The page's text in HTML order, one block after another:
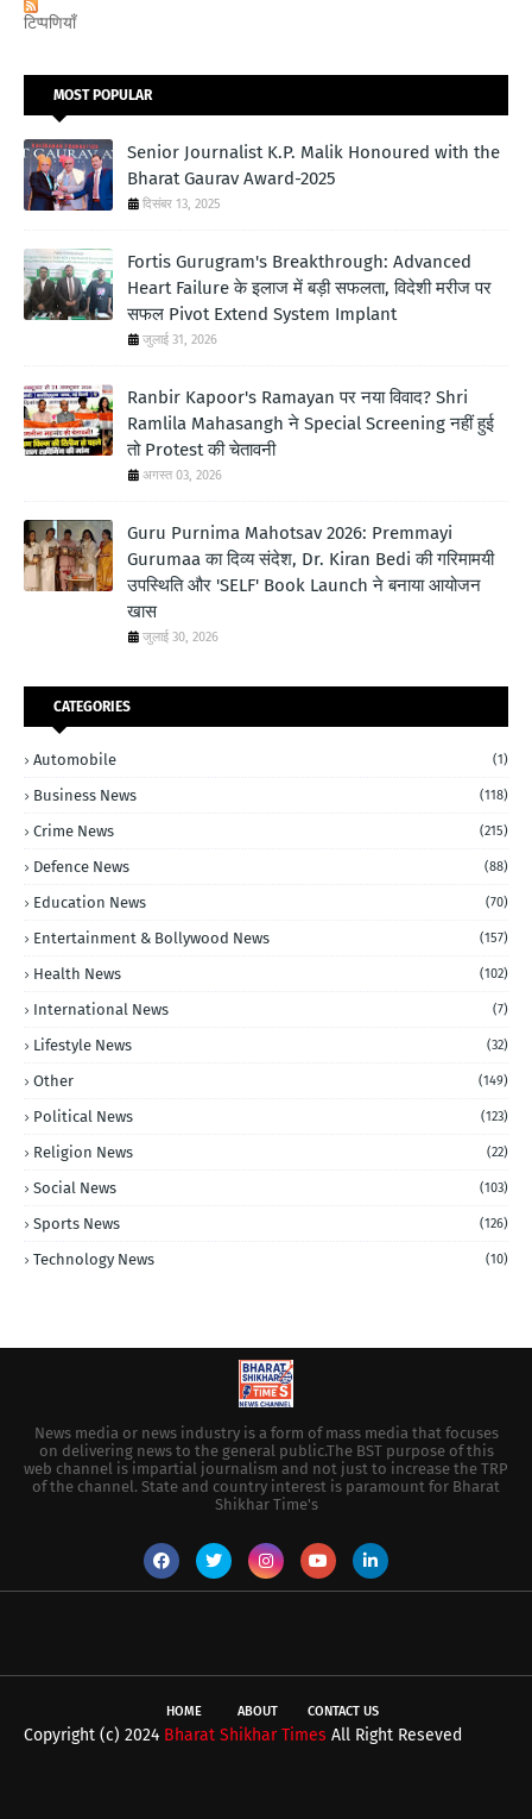
टिप्पणियाँ
MOST POPULAR
Senior Journalist K.P. Malik Honoured with the
Bharat Gaurav Award-2025
दिसंबर 13, 2025
Fortis Gurugram's Breakthrough: Advanced
Heart Failure के इलाज में बड़ी सफलता, विदेशी मरीज पर
सफल Pivot Extend System Implant
जुलाई 31, 2026
Ranbir Kapoor's Ramayan पर नया विवाद? Shri
Ramlila Mahasangh ने Special Screening नहीं हुई
तो Protest की चेतावनी
अगस्त 03, 2026
Guru Purnima Mahotsav 2026: Premmayi
Gurumaa का दिव्य संदेश, Dr. Kiran Bedi की गरिमामयी
उपस्थिति और 'SELF' Book Launch ने बनाया आयोजन
खास
जुलाई 30, 2026
CATEGORIES
Automobile (1)
Business News (118)
Crime News (215)
Defence News (88)
Education News (70)
Entertainment & Bollywood News (157)
Health News (102)
International News (7)
Lifestyle News (32)
Other (149)
Political News (123)
Religion News (22)
Social News (103)
Sports News (126)
Technology News (10)
News media or news industry is a form of mass media that focuses
on delivering news to the general public.The BST purpose of this
web channel is impartial journalism and not just to increase the TRP
of the channel. State and country interest is paramount for Bharat
Shikhar Time's
HOME ABOUT CONTACT US
Copyright (c) 2024 Bharat Shikhar Times All Right Reseved